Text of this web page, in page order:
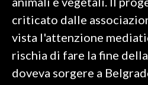
SPETTACOLI
GOSSIP
SALUTE
criticato dalle
vista l'attenzione
rischia di fare la fine
doveva sorgere a